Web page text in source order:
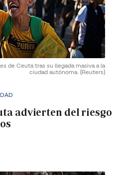
de Ceuta tras su llegada masiva a la
ciudad autónoma. (Reuters)
advierten del riesgo